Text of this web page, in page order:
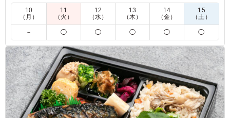
一品です。かわいい3種のまるコロおにぎりと、すべて手作り
のこだわり和洋惣菜が自慢のお弁当です。
※おにぎりの種類を下記の組み合わせからお選びいただけま
す。
「A：生ハムオリーブのおにぎり・梅おかかのおにぎり・コー
ンのおにぎり」
「B：さくらにぎり、ゆかりれんこんのおにぎり、青のりのお
にぎり」
「C：おかかチーズのおにぎり・オリーブ味噌のおにぎり・サ
バカレーのおにぎり」
10
（月）
11
（火）
12
（水）
13
（木）
14
（金）
15
（土）
－ ◯ ◯ ◯ ◯ ◯